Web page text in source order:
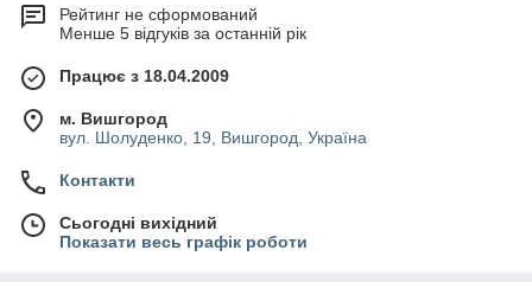
Рейтинг не сформований
Менше 5 відгуків за останній рік
Працює з 18.04.2009
м. Вишгород
вул. Шолуденко, 19, Вишгород, Україна
Контакти
Сьогодні вихідний
Показати весь графік роботи